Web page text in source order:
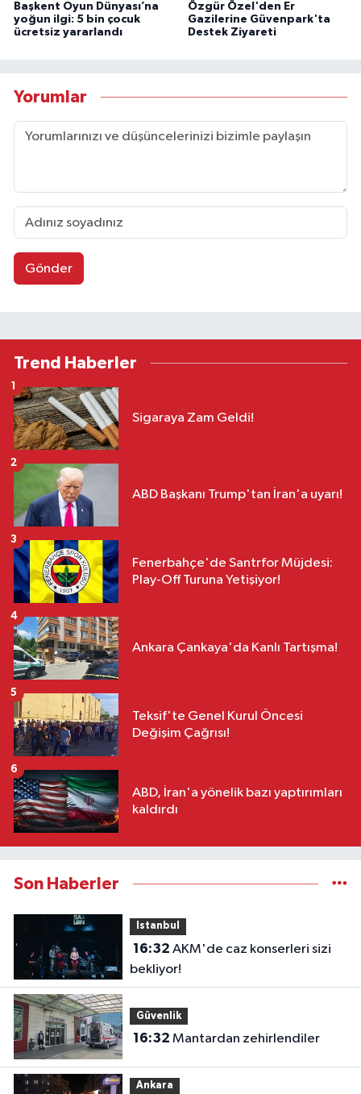
Başkent Oyun Dünyası’na
yoğun ilgi: 5 bin çocuk
ücretsiz yararlandı
Özgür Özel'den Er
Gazilerine Güvenpark'ta
Destek Ziyareti
Yorumlar
Gönder
Trend Haberler
Sigaraya Zam Geldi!
1
ABD Başkanı Trump'tan İran'a uyarı!
2
Fenerbahçe'de Santrfor Müjdesi:
Play-Off Turuna Yetişiyor!
3
Ankara Çankaya'da Kanlı Tartışma!
4
Teksif'te Genel Kurul Öncesi
Değişim Çağrısı!
5
ABD, İran'a yönelik bazı yaptırımları
kaldırdı
6
Son Haberler
Istanbul
16:32
bekliyor!
Güvenlik
16:32 Mantardan zehirlendiler
Ankara